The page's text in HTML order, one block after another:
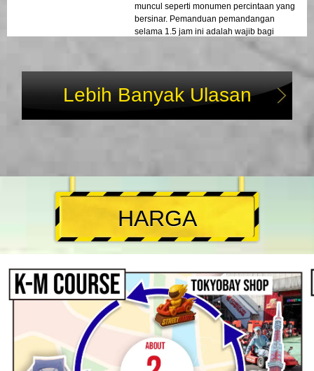
muncul seperti monumen percintaan yang
bersinar. Pemanduan pemandangan
selama 1.5 jam ini adalah wajib bagi
Lebih Banyak Ulasan
HARGA